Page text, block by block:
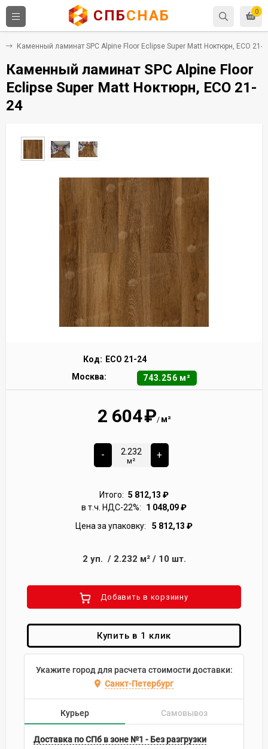
0
СПБСНАБ
Каменный ламинат SPC Alpine Floor Eclipse Super Matt Ноктюрн, ЕСО 21-
Каменный ламинат SPC Alpine Floor
Eclipse Super Matt Ноктюрн, ЕСО 21-
24
Код: ECO 21-24
Москва:
743.256 м²
2 604₽/ м²
-
м²
+
Итого: 5 812,13 ₽
в т.ч. НДС-22%:
1 048,09₽
Цена за упаковку:
5 812,13 ₽
2 уп. / 2.232 м²/ 10 шт.
Добавить в корзиину
Купить в 1 клик
Укажите город для расчета стоимости доставки:
Санкт-Петербург
Курьер Самовывоз
Доставка по СПб в зоне №1 - Без разгрузки